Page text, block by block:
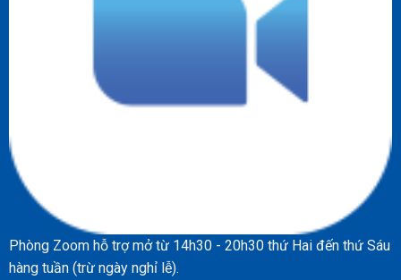
Phòng Zoom hỗ trợ mở từ 14h30 - 20h30 thứ Hai đến thứ Sáu
hàng tuần (trừ ngày nghỉ lễ).